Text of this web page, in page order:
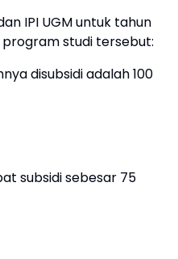
IPI UGM untuk tahun
studi tersebut:
disubsidi adalah 100
subsidi sebesar 75